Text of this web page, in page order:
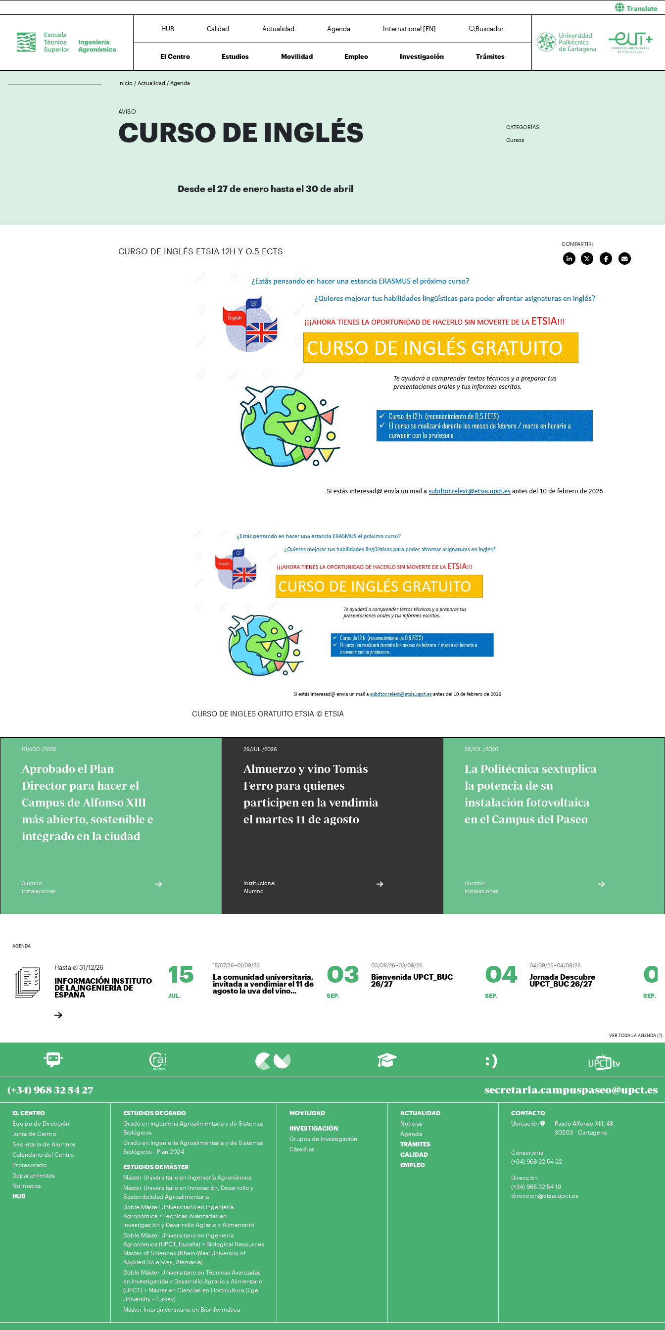
Translate
HUB Calidad Actualidad Agenda International [EN] Buscador
El Centro Estudios Movilidad Empleo Investigación Trámites
Inicio / Actualidad / Agenda
AVISO
CURSO DE INGLÉS
CATEGORÍAS:
Cursos
Desde el 27 de enero hasta el 30 de abril
CURSO DE INGLÉS ETSIA 12H Y O.5 ECTS
CURSO DE INGLES GRATUITO ETSIA© ETSIA
COMPARTIR:
01/AGO./2026
Aprobado el Plan
Director para hacer el
Campus de Alfonso XIII
más abierto, sostenible e
integrado en la ciudad
Alumno
Instalaciones
29/JUL./2026
Almuerzo y vino Tomás
Ferro para quienes
participen en la vendimia
el martes 11 de agosto
Institucional
Alumno
28/JUL./2026
La Politécnica sextuplica
la potencia de su
instalación fotovoltaica
en el Campus del Paseo
Alumno
Instalaciones
AGENDA
Hasta el 31/12/26
INFORMACIÓN INSTITUTO
DE LA INGENIERÍA DE
ESPAÑA
15
JUL.
15/07/26–01/09/26
La comunidad universitaria,
invitada a vendimiar el 11 de
agosto la uva del vino...
03
SEP.
03/09/26–03/09/26
Bienvenida UPCT_BUC
26/27 04
SEP.
04/09/26–04/09/26
Jornada Descubre
UPCT_BUC 26/27 07
SEP.
VER TODA LA AGENDA (7)
(+34) 968 32 54 27 secretaria.campuspaseo@upct.es
EL CENTRO
Equipo de Dirección
Junta de Centro
Secretaría de Alumnos
Calendario del Centro
Profesorado
Departamentos
Normativa
HUB
ESTUDIOS DE GRADO
Grado en Ingeniería Agroalimentaria y de Sistemas
Biológicos
Grado en Ingeniería Agroalimentaria y de Sistemas
Biológicos - Plan 2024
ESTUDIOS DE MÁSTER
Máster Universitario en Ingeniería Agronómica
Máster Universitario en Innovación, Desarrollo y
Sostenibilidad Agroalimentaria
Doble Máster Universitario en Ingeniería
Agronómica + Técnicas Avanzadas en
Investigación y Desarrollo Agrario y Alimentario
Doble Máster Universitario en Ingeniería
Agronómica (UPCT, España) + Biological Resources
Master of Sciences (Rhein-Waal University of
Applied Sciences, Alemania)
Doble Máster Universitario en Técnicas Avanzadas
en Investigación y Desarrollo Agrario y Alimentario
(UPCT) + Máster en Ciencias en Horticultura (Ege
University - Turkey)
Máster Interuniversitario en Bioinformática
MOVILIDAD
INVESTIGACIÓN
Grupos de Investigación
Cátedras
ACTUALIDAD
Noticias
Agenda
TRÁMITES
CALIDAD
EMPLEO
CONTACTO
Ubicación
Paseo Alfonso XIII, 48
30203 - Cartagena
Conserjería
(+34) 968 32 54 32
Dirección
(+34) 968 32 54 19
direccion@etsia.upct.es